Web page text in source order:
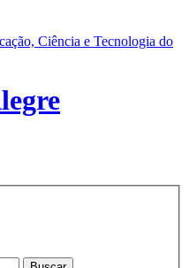
Ciência e Tecnologia do